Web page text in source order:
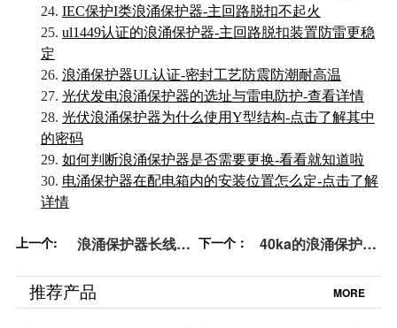
24. IEC保护I类浪涌保护器-主回路脱扣不起火
25. ul1449认证的浪涌保护器-主回路脱扣装置防雷更稳
定
26. 浪涌保护器UL认证-密封工艺防震防潮耐高温
27. 光伏发电浪涌保护器的选址与雷电防护-查看详情
28. 光伏浪涌保护器为什么使用Y型结构-点击了解其中
的密码
29. 如何判断浪涌保护器是否需要更换-看看就知道啦
30. 电涌保护器在配电箱内的安装位置怎么定-点击了解
详情
上一个:
浪涌保护器长线振
害该如何化解？-易
造防雷
下一个：
40ka的浪涌保护器
设备的不可或缺之
选-易造防雷
推荐产品 MORE